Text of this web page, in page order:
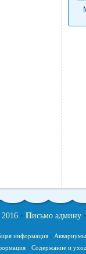
• Письмо админу•
информация· Аквариумы
· Содержание и уход